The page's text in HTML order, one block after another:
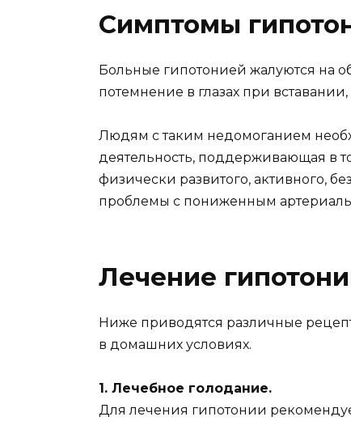
Симптомы
Больные гипотонией жалуются на
потемнение в глазах при
Людям с таким недомоганием
деятельность, поддерживаю­щая в
физически развитого, активного,
пробле­мы с пониженным
Лечение
Ниже приводятся различные
в домашних условиях.
1. Лечебное голодание.
Для лечения гипотонии